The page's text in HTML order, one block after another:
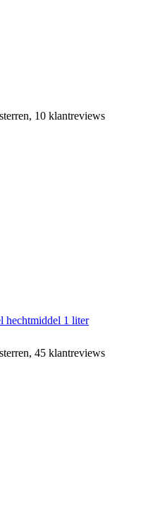
10 klantreviews
hechtmiddel 1 liter
45 klantreviews